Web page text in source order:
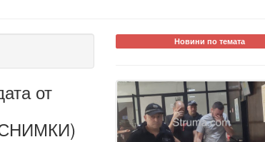
от
СНИМКИ)
Новини по темата